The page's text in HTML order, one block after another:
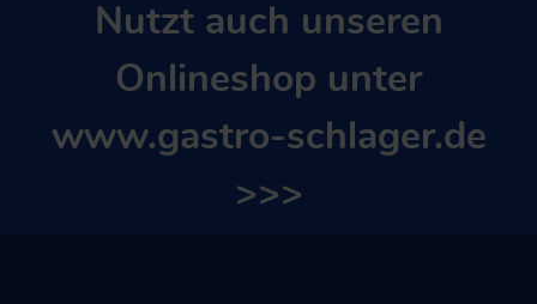
Nutzt auch unseren
Onlineshop unter
www.gastro-schlager.de
>>>